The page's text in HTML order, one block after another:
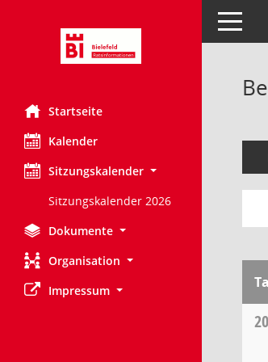
Startseite
Kalender
Sitzungskalender
Sitzungskalender 2026
Dokumente
Organisation
Impressum
Toggle